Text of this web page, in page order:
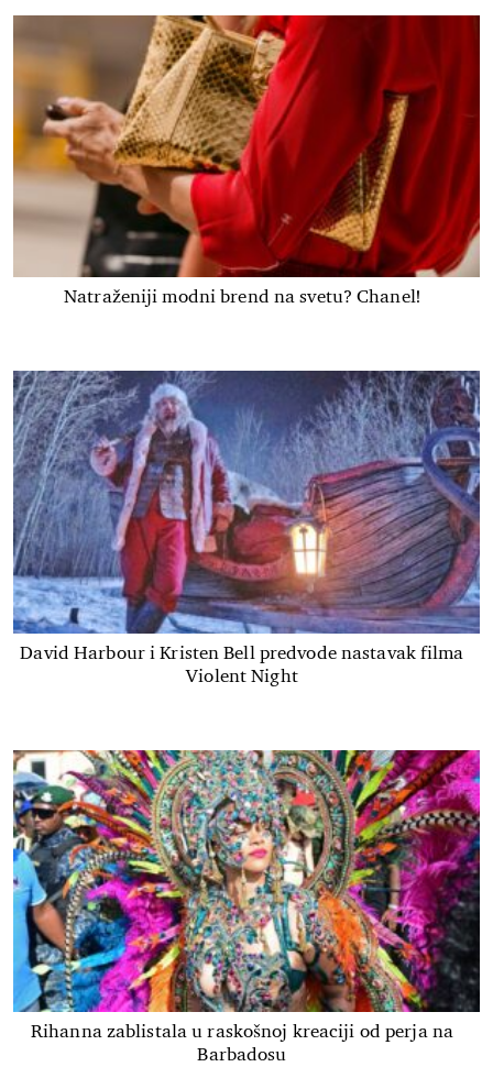
Natraženiji modni brend na svetu? Chanel!
David Harbour i Kristen Bell predvode nastavak filma
Violent Night
Rihanna zablistala u raskošnoj kreaciji od perja na
Barbadosu